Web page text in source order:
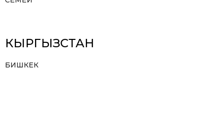
КЫРГЫЗСТАН
БИШКЕК